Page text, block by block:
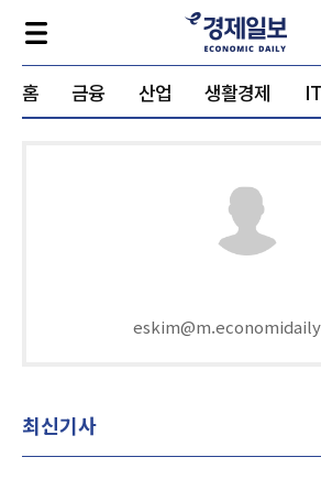
홈 금융 산업 생활경제 IT
최신기사